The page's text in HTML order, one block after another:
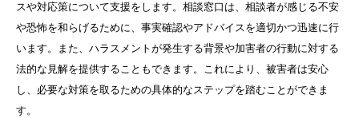
スや対応策について支援をします。相談窓口は、相談者が感じる不安
や恐怖を和らげるために、事実確認やアドバイスを適切かつ迅速に行
います。また、ハラスメントが発生する背景や加害者の行動に対する
法的な見解を提供することもできます。これにより、被害者は安心
し、必要な対策を取るための具体的なステップを踏むことができま
す。